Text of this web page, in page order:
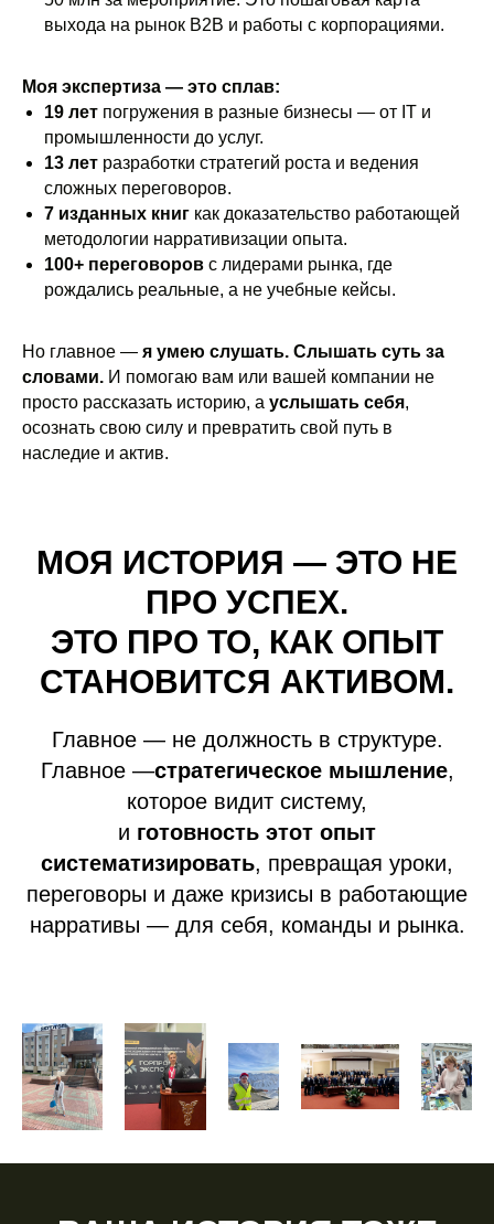
выхода на рынок B2B и работы с корпорациями.
Моя экспертиза — это сплав:
19 лет погружения в разные бизнесы — от IT и
промышленности до услуг.
13 лет разработки стратегий роста и ведения
сложных переговоров.
7 изданных книг как доказательство работающей
методологии нарративизации опыта.
100+ переговоров с лидерами рынка, где
рождались реальные, а не учебные кейсы.
Но главное — я умею слушать. Слышать суть за
словами. И помогаю вам или вашей компании не
просто рассказать историю, а услышать себя,
осознать свою силу и превратить свой путь в
наследие и актив.
МОЯ ИСТОРИЯ — ЭТО НЕ
ПРО УСПЕХ.
ЭТО ПРО ТО, КАК ОПЫТ
СТАНОВИТСЯ АКТИВОМ.
Главное — не должность в структуре.
Главное —стратегическое мышление,
которое видит систему,
и готовность этот опыт
систематизировать, превращая уроки,
переговоры и даже кризисы в работающие
нарративы — для себя, команды и рынка.